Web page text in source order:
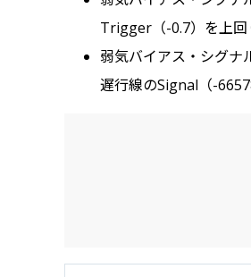
Trigger（-0.7）を上回
弱気バイアス・シグナ
遅行線のSignal（-